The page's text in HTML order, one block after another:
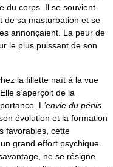
du corps. Il se souvient
de sa masturbation et se
annonçaient. La peur de
le plus puissant de son
la fillette naît à la vue
s’aperçoit de la
L ’envie du pénis
évolution et la formation
favorables, cette
grand effort psychique.
ne se résigne